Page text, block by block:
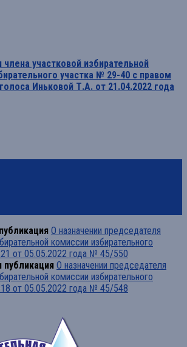
члена участковой избирательной
участка № 29-40 с правом
Иньковой Т.А. от 21.04.2022 года
О назначении председателя
комиссии избирательного
от 05.05.2022 года № 45/550
О назначении председателя
комиссии избирательного
от 05.05.2022 года № 45/548